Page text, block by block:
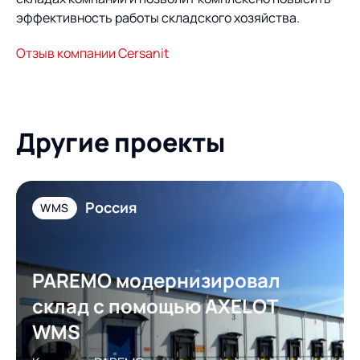
эффективность работы складского хозяйства.
Отзыв компании Cersanit
Другие проекты
WMS Россия
PAREMO модернизировал
склад с помощью AXELOT
WMS